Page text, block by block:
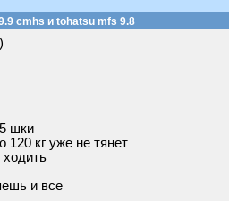
cmhs и tohatsu mfs 9.8
шки
120 кг уже не тянет
ходить
и все